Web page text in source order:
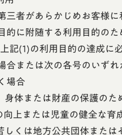
三者があらかじめお客様
的に附随する利用目的のた
記(1)の利用目的の達成に
合または次の各号のいず
場合
身体または財産の保護の
上または児童の健全な
しくは地方公共団体また